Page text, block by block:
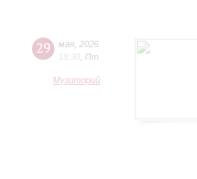
29 мая 2026
18:30 Пт
Музиторий